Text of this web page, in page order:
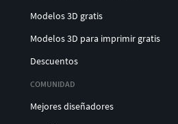
Modelos 3D gratis
Modelos 3D para imprimir gratis
Descuentos
COMUNIDAD
Mejores diseñadores